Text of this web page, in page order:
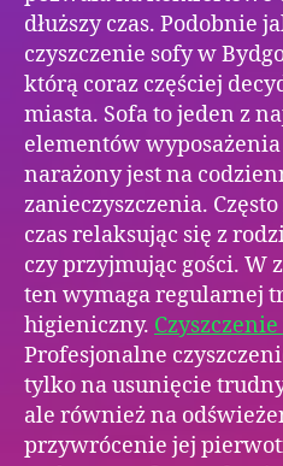
dłuższy czas. Podobnie
czyszczenie sofy w
którą coraz częściej
miasta. Sofa to jeden z
elementów
narażony jest na
zanieczyszczenia.
czas relaksując się z
czy przyjmując gości. W
ten wymaga regularnej
higieniczny.
Profesjonalne
tylko na usunięcie
ale również na
przywrócenie jej